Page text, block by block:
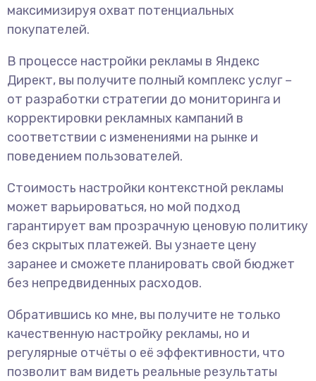
максимизируя охват потенциальных
покупателей.
В процессе настройки рекламы в Яндекс
Директ, вы получите полный комплекс услуг –
от разработки стратегии до мониторинга и
корректировки рекламных кампаний в
соответствии с изменениями на рынке и
поведением пользователей.
Стоимость настройки контекстной рекламы
может варьироваться, но мой подход
гарантирует вам прозрачную ценовую политику
без скрытых платежей. Вы узнаете цену
заранее и сможете планировать свой бюджет
без непредвиденных расходов.
Обратившись ко мне, вы получите не только
качественную настройку рекламы, но и
регулярные отчёты о её эффективности, что
позволит вам видеть реальные результаты